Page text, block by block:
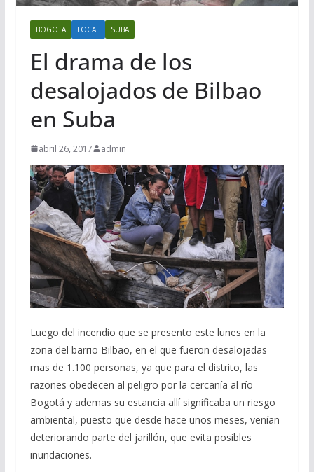
BOGOTA LOCAL SUBA
El drama de los
desalojados de Bilbao
en Suba
abril 26, 2017 admin
Luego del incendio que se presento este lunes en la
zona del barrio Bilbao, en el que fueron desalojadas
mas de 1.100 personas, ya que para el distrito, las
razones obedecen al peligro por la cercanía al río
Bogotá y ademas su estancia allí significaba un riesgo
ambiental, puesto que desde hace unos meses, venían
deteriorando parte del jarillón, que evita posibles
inundaciones.